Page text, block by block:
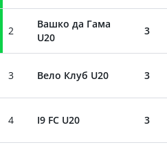
2
Вашко да Гама
U20
3
3 Вело Клуб U20 3
4 I9 FC U20 3